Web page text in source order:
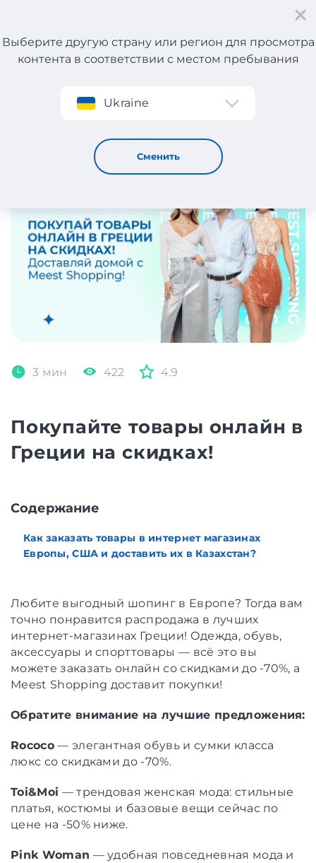
Регистрация
Выберите другую страну или регион для просмотра
контента в соответствии с местом пребывания
Ukraine
Сменить
Покупайте товары онлайн в Греции на скидках!
3 мин 422 4.9
Покупайте товары онлайн в
Греции на скидках!
Содержание
Как заказать товары в интернет магазинах
Европы, США и доставить их в Казахстан?
Любите выгодный шопинг в Европе? Тогда вам
точно понравится распродажа в лучших
интернет-магазинах Греции! Одежда, обувь,
аксессуары и спорттовары — всё это вы
можете заказать онлайн со скидками до -70%, а
Meest Shopping доставит покупки!
Обратите внимание на лучшие предложения:
Rococo— элегантная обувь и сумки класса
люкс со скидками до -70%.
Toi&Moi — трендовая женская мода: стильные
платья, костюмы и базовые вещи сейчас по
цене на -50% ниже.
Pink Woman — удобная повседневная мода и